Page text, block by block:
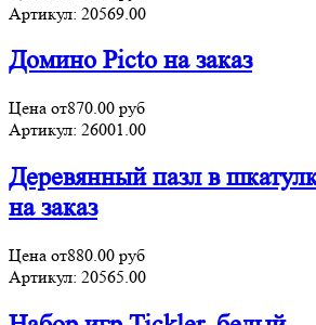
Артикул: 20569.00
Домино Picto на заказ
Цена от870.00 руб
Артикул: 26001.00
Деревянный пазл в
на заказ
Цена от880.00 руб
Артикул: 20565.00